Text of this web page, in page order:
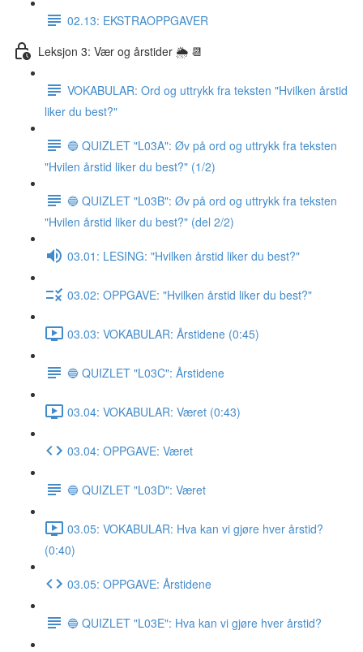
02.13: EKSTRAOPPGAVER
Leksjon 3: Vær og årstider 🌦 📆
VOKABULAR: Ord og uttrykk fra teksten "Hvilken årstid
liker du best?"
🔵 QUIZLET "L03A": Øv på ord og uttrykk fra teksten
"Hvilen årstid liker du best?" (1/2)
🔵 QUIZLET "L03B": Øv på ord og uttrykk fra teksten
"Hvilen årstid liker du best?" (del 2/2)
03.01: LESING: "Hvilken årstid liker du best?"
03.02: OPPGAVE: "Hvilken årstid liker du best?"
03.03: VOKABULAR: Årstidene (0:45)
🔵 QUIZLET "L03C": Årstidene
03.04: VOKABULAR: Været (0:43)
03.04: OPPGAVE: Været
🔵 QUIZLET "L03D": Været
03.05: VOKABULAR: Hva kan vi gjøre hver årstid?
(0:40)
03.05: OPPGAVE: Årstidene
🔵 QUIZLET "L03E": Hva kan vi gjøre hver årstid?